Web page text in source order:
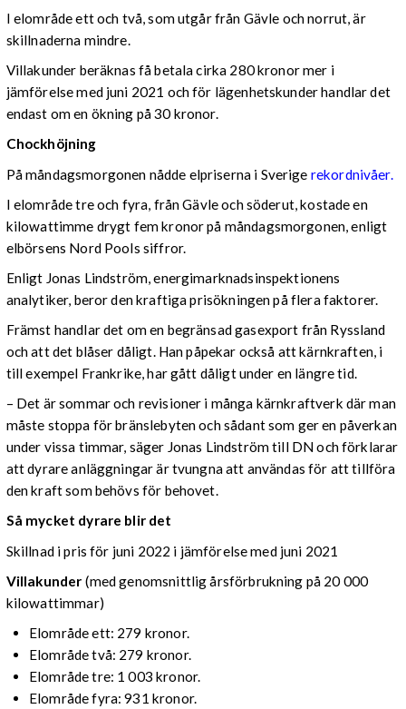
I elområde ett och två, som utgår från Gävle och norrut, är
skillnaderna mindre.
Villakunder beräknas få betala cirka 280 kronor mer i
jämförelse med juni 2021 och för lägenhetskunder handlar det
endast om en ökning på 30 kronor.
Chockhöjning
På måndagsmorgonen nådde elpriserna i Sverige rekordnivåer.
I elområde tre och fyra, från Gävle och söderut, kostade en
kilowattimme drygt fem kronor på måndagsmorgonen, enligt
elbörsens Nord Pools siffror.
Enligt Jonas Lindström, energimarknadsinspektionens
analytiker, beror den kraftiga prisökningen på flera faktorer.
Främst handlar det om en begränsad gasexport från Ryssland
och att det blåser dåligt. Han påpekar också att kärnkraften, i
till exempel Frankrike, har gått dåligt under en längre tid.
– Det är sommar och revisioner i många kärnkraftverk där man
måste stoppa för bränslebyten och sådant som ger en påverkan
under vissa timmar, säger Jonas Lindström till DN och förklarar
att dyrare anläggningar är tvungna att användas för att tillföra
den kraft som behövs för behovet.
Så mycket dyrare blir det
Skillnad i pris för juni 2022 i jämförelse med juni 2021
Villakunder (med genomsnittlig årsförbrukning på 20 000
kilowattimmar)
Elområde ett: 279 kronor.
Elområde två: 279 kronor.
Elområde tre: 1 003 kronor.
Elområde fyra: 931 kronor.